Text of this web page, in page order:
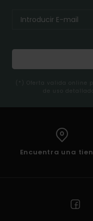
(*) Oferta valida online
de uso
Encuentra una